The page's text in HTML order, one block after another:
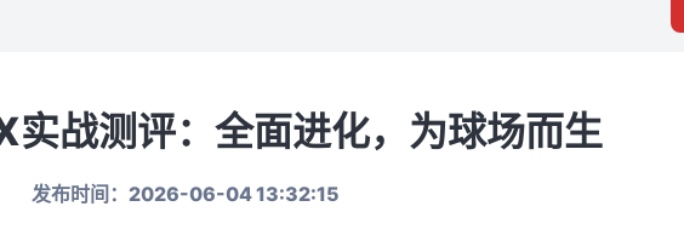
战测评：全面进化，为球场而生
发布时间：2026-06-04 13:32:15